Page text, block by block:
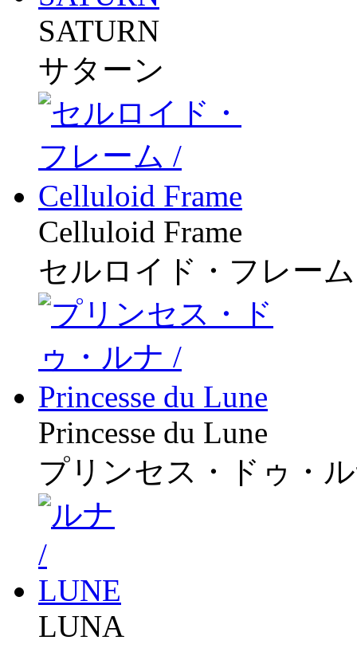
SATURN
サターン
Celluloid Frame
セルロイド・フレーム
Princesse du Lune
プリンセス・ドゥ・
LUNA